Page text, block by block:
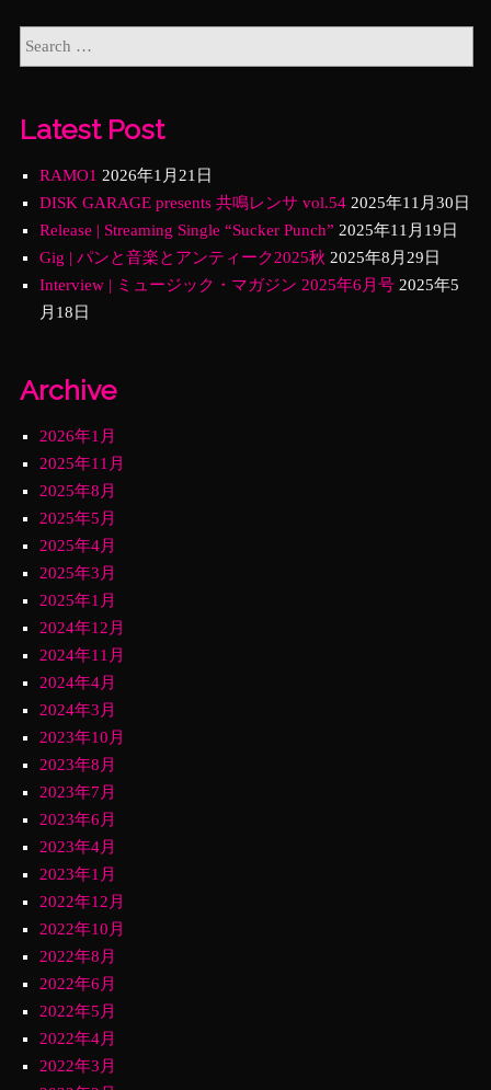
Latest Post
RAMO1 2026年1月21日
DISK GARAGE presents 共鳴レンサ vol.54 2025年11月30日
Release | Streaming Single “Sucker Punch” 2025年11月19日
Gig | パンと音楽とアンティーク2025秋 2025年8月29日
Interview | ミュージック・マガジン 2025年6月号 2025年5
月18日
Archive
2026年1月
2025年11月
2025年8月
2025年5月
2025年4月
2025年3月
2025年1月
2024年12月
2024年11月
2024年4月
2024年3月
2023年10月
2023年8月
2023年7月
2023年6月
2023年4月
2023年1月
2022年12月
2022年10月
2022年8月
2022年6月
2022年5月
2022年4月
2022年3月